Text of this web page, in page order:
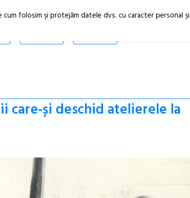
RO
care-și deschid atelierele la
folosim şi protejăm datele dvs. cu caracter personal